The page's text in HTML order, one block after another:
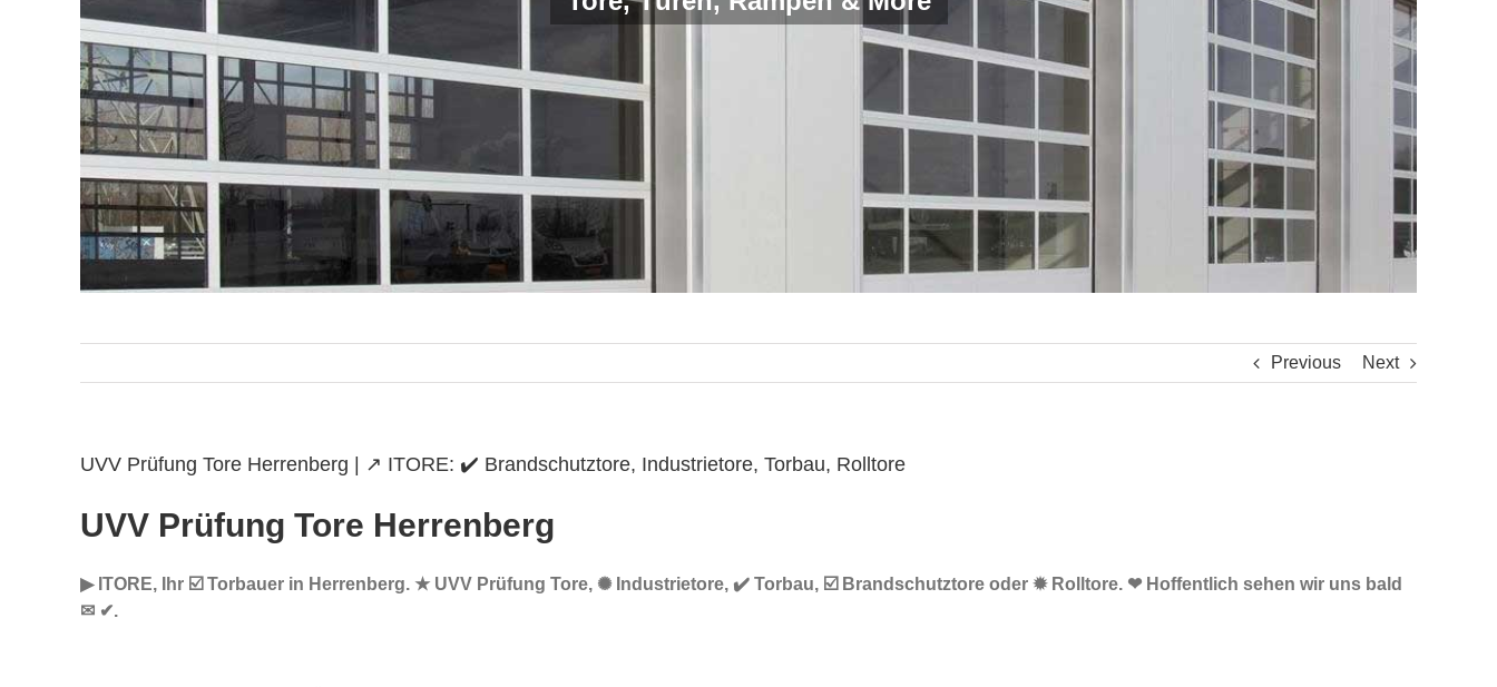
Previous Next
UVV Prüfung Tore Herrenberg | ↗️ ITORE: ✔️ Brandschutztore, Industrietore, Torbau, Rolltore
UVV Prüfung Tore Herrenberg
▶︎ ITORE, Ihr ☑️ Torbauer in Herrenberg. ★ UVV Prüfung Tore, ✺ Industrietore, ✔️ Torbau, ☑️ Brandschutztore oder ✹ Rolltore. ❤ Hoffentlich sehen wir uns bald
✉ ✔.